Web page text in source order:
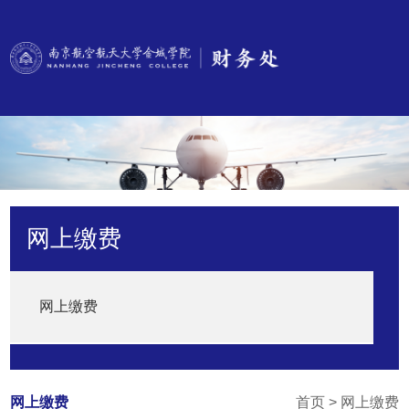
网上缴费
网上缴费
网上缴费 首页> 网上缴费